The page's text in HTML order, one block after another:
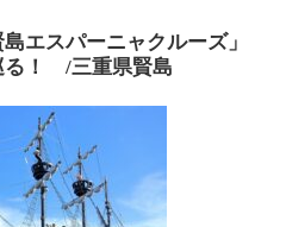
島エスパーニャクルーズ」
！ /三重県賢島